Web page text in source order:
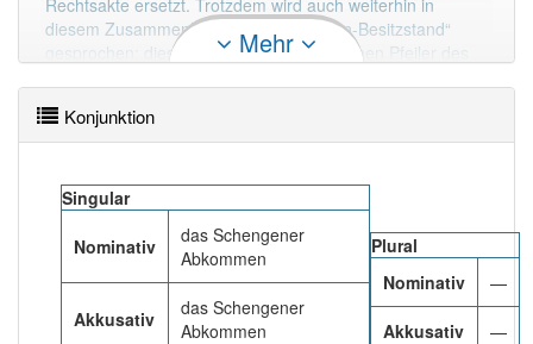
korrekt erraten.
Rechtsakte ersetzt. Trotzdem wird auch weiterhin in
diesem Zusammenhang vom „Schengen-Besitzstand“
gesprochen; dieser bildet einen wesentlichen Pfeiler des
Schengen-Besitzstandes nicht mit dem Gebiet der EU-
Mitgliedstaaten deckt, wird in diesem Zusammenhang vom
Mehr lesen
Mehr
Konjunktion
Singular
Nominativ
das Schengener
Abkommen
Akkusativ
das Schengener
Abkommen
Plural
Nominativ
—
Akkusativ —